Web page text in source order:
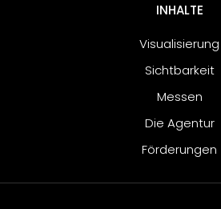
INHALTE
Visualisierung
Sichtbarkeit
Messen
Die Agentur
Förderungen